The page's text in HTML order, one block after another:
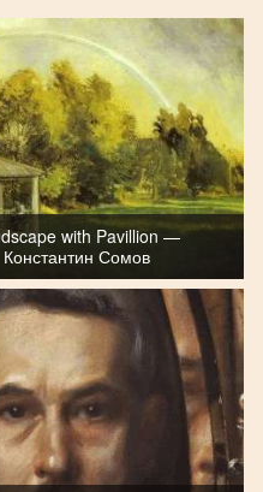
with Pavillion —
Константин Сомов